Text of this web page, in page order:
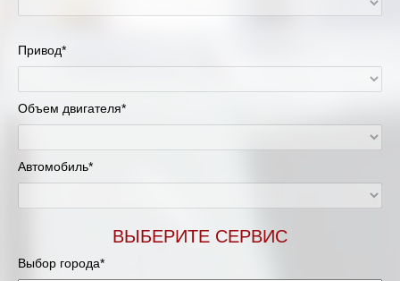
Привод*
Объем двигателя*
Автомобиль*
ВЫБЕРИТЕ СЕРВИС
Выбор города*